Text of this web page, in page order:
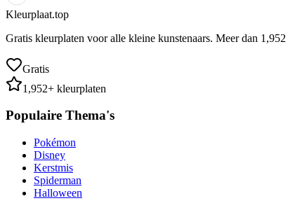
Kleurplaat.top
Gratis kleurplaten voor alle kleine kunstenaars. Meer dan 1,952
Gratis
1,952+ kleurplaten
Populaire Thema's
Pokémon
Disney
Kerstmis
Spiderman
Halloween